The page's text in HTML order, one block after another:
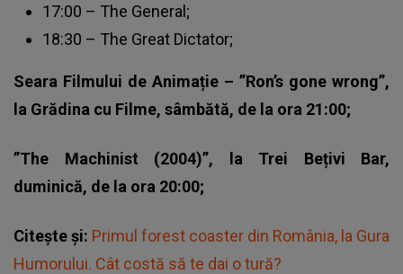
17:00 – The General;
18:30 – The Great Dictator;
Seara Filmului de Animație – ”Ron’s gone wrong”,
la Grădina cu Filme, sâmbătă, de la ora 21:00;
”The Machinist (2004)”, la Trei Bețivi Bar,
duminică, de la ora 20:00;
Citește și: Primul forest coaster din România, la Gura
Humorului. Cât costă să te dai o tură?